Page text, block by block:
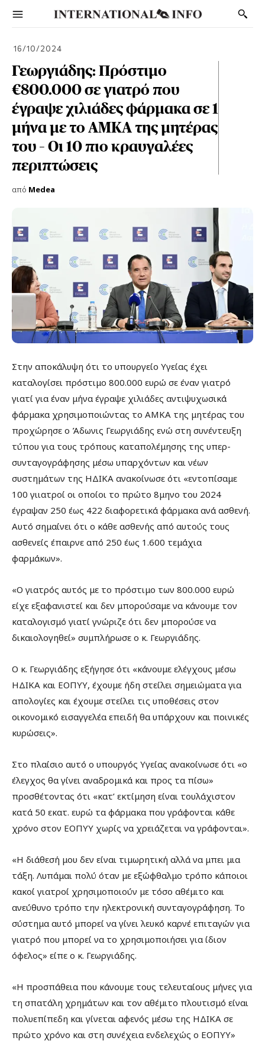
16/10/2024
Γεωργιάδης: Πρόστιμο
€800.000 σε γιατρό που
έγραψε χιλιάδες φάρμακα σε 1
μήνα με το ΑΜΚΑ της μητέρας
του – Οι 10 πιο κραυγαλέες
περιπτώσεις
από Medea
Στην αποκάλυψη ότι το υπουργείο Υγείας έχει
καταλογίσει πρόστιμο 800.000 ευρώ σε έναν γιατρό
γιατί για έναν μήνα έγραψε χιλιάδες αντιψυχωσικά
φάρμακα χρησιμοποιώντας το ΑΜΚΑ της μητέρας του
προχώρησε ο Άδωνις Γεωργιάδης ενώ στη συνέντευξη
τύπου για τους τρόπους καταπολέμησης της υπερ-
συνταγογράφησης μέσω υπαρχόντων και νέων
συστημάτων της ΗΔΙΚΑ ανακοίνωσε ότι «εντοπίσαμε
100 γιιατροί οι οποίοι το πρώτο 8μηνο του 2024
έγραψαν 250 έως 422 διαφορετικά φάρμακα ανά ασθενή.
Αυτό σημαίνει ότι ο κάθε ασθενής από αυτούς τους
ασθενείς έπαιρνε από 250 έως 1.600 τεμάχια
φαρμάκων».
«Ο γιατρός αυτός με το πρόστιμο των 800.000 ευρώ
είχε εξαφανιστεί και δεν μπορούσαμε να κάνουμε τον
καταλογισμό γιατί γνώριζε ότι δεν μπορούσε να
δικαιολογηθεί» συμπλήρωσε ο κ. Γεωργιάδης.
Ο κ. Γεωργιάδης εξήγησε ότι «κάνουμε ελέγχους μέσω
ΗΔΙΚΑ και ΕΟΠΥΥ, έχουμε ήδη στείλει σημειώματα για
απολογίες και έχουμε στείλει τις υποθέσεις στον
οικονομικό εισαγγελέα επειδή θα υπάρχουν και ποινικές
κυρώσεις».
Στο πλαίσιο αυτό ο υπουργός Υγείας ανακοίνωσε ότι «ο
έλεγχος θα γίνει αναδρομικά και προς τα πίσω»
προσθέτοντας ότι «κατ’ εκτίμηση είναι τουλάχιστον
κατά 50 εκατ. ευρώ τα φάρμακα που γράφονται κάθε
χρόνο στον ΕΟΠΥΥ χωρίς να χρειάζεται να γράφονται».
«Η διάθεσή μου δεν είναι τιμωρητική αλλά να μπει μια
τάξη. Λυπάμαι πολύ όταν με εξώφθαλμο τρόπο κάποιοι
κακοί γιατροί χρησιμοποιούν με τόσο αθέμιτο και
ανεύθυνο τρόπο την ηλεκτρονική συνταγογράφηση. Το
σύστημα αυτό μπορεί να γίνει λευκό καρνέ επιταγών για
γιατρό που μπορεί να το χρησιμοποιήσει για ίδιον
όφελος» είπε ο κ. Γεωργιάδης.
«Η προσπάθεια που κάνουμε τους τελευταίους μήνες για
τη σπατάλη χρημάτων και τον αθέμιτο πλουτισμό είναι
πολυεπίπεδη και γίνεται αφενός μέσω της ΗΔΙΚΑ σε
πρώτο χρόνο και στη συνέχεια ενδελεχώς ο ΕΟΠΥΥ»